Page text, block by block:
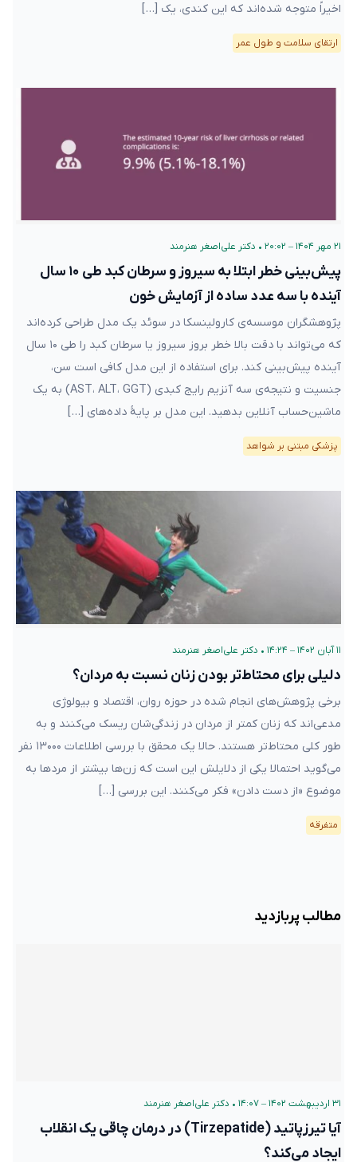
اخیراً متوجه شده‌اند که این کندی، یک […]
ارتقای سلامت و طول عمر
۲۱ مهر ۱۴۰۴ – ۲۰:۰۲ • دکتر علی‌اصغر هنرمند
پیش‌بینی خطر ابتلا به سیروز و سرطان کبد طی ۱۰ سال
آینده با سه عدد ساده از آزمایش خون
پژوهشگران موسسه‌ی کارولینسکا در سوئد یک مدل طراحی کرده‌اند
که می‌تواند با دقت بالا خطر بروز سیروز یا سرطان کبد را طی ۱۰ سال
آینده پیش‌بینی کند. برای استفاده از این مدل کافی است سن،
جنسیت و نتیجه‌ی سه آنزیم رایج کبدی (AST، ALT، GGT) به یک
ماشین‌حساب آنلاین بدهید. این مدل بر پایهٔ داده‌های […]
پزشکی مبتنی بر شواهد
۱۱ آبان ۱۴۰۲ – ۱۴:۲۴ • دکتر علی‌اصغر هنرمند
دلیلی برای محتاط‌تر بودن زنان نسبت به مردان؟
برخی پژوهش‌های انجام شده در حوزه روان، اقتصاد و بیولوژی
مدعی‌اند که زنان کمتر از مردان در زندگی‌شان ریسک می‌کنند و به
طور کلی محتاط‌تر هستند. حالا یک محقق با بررسی اطلاعات ۱۳۰۰۰ نفر
می‌گوید احتمالا یکی از دلایلش این است که زن‌ها بیشتر از مرد‌ها به
موضوع «از دست دادن» فکر می‌کنند. این بررسی […]
متفرقه
مطالب پربازدید
۳۱ اردیبهشت ۱۴۰۲ – ۱۴:۰۷ • دکتر علی‌اصغر هنرمند
آیا تیرزپاتید (Tirzepatide) در درمان چاقی یک انقلاب
ایجاد می‌کند؟